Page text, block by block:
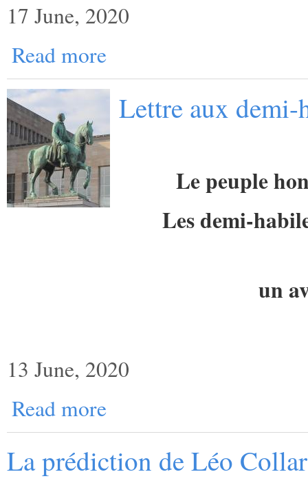
17 June, 2020
Read more
Lettre aux demi-
Le peuple
Les demi-
un
13 June, 2020
Read more
La prédiction de Léo